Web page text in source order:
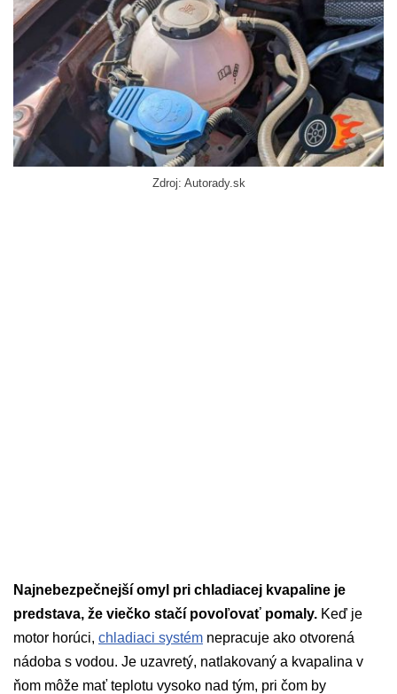
Zdroj: Autorady.sk
Najnebezpečnejší omyl pri chladiacej kvapaline je
predstava, že viečko stačí povoľovať pomaly. Keď je
motor horúci, chladiaci systém nepracuje ako otvorená
nádoba s vodou. Je uzavretý, natlakovaný a kvapalina v
ňom môže mať teplotu vysoko nad tým, pri čom by